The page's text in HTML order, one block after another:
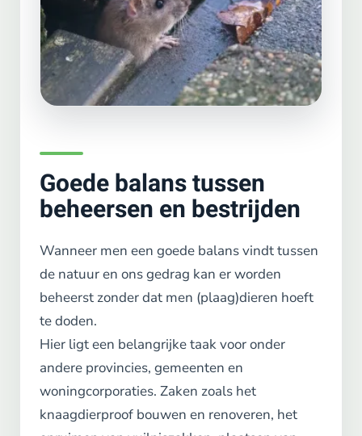
Goede balans tussen
beheersen en bestrijden
Wanneer men een goede balans vindt tussen
de natuur en ons gedrag kan er worden
beheerst zonder dat men (plaag)dieren hoeft
te doden.
Hier ligt een belangrijke taak voor onder
andere provincies, gemeenten en
woningcorporaties. Zaken zoals het
knaagdierproof bouwen en renoveren, het